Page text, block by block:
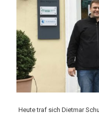
Heute traf sich Dietmar